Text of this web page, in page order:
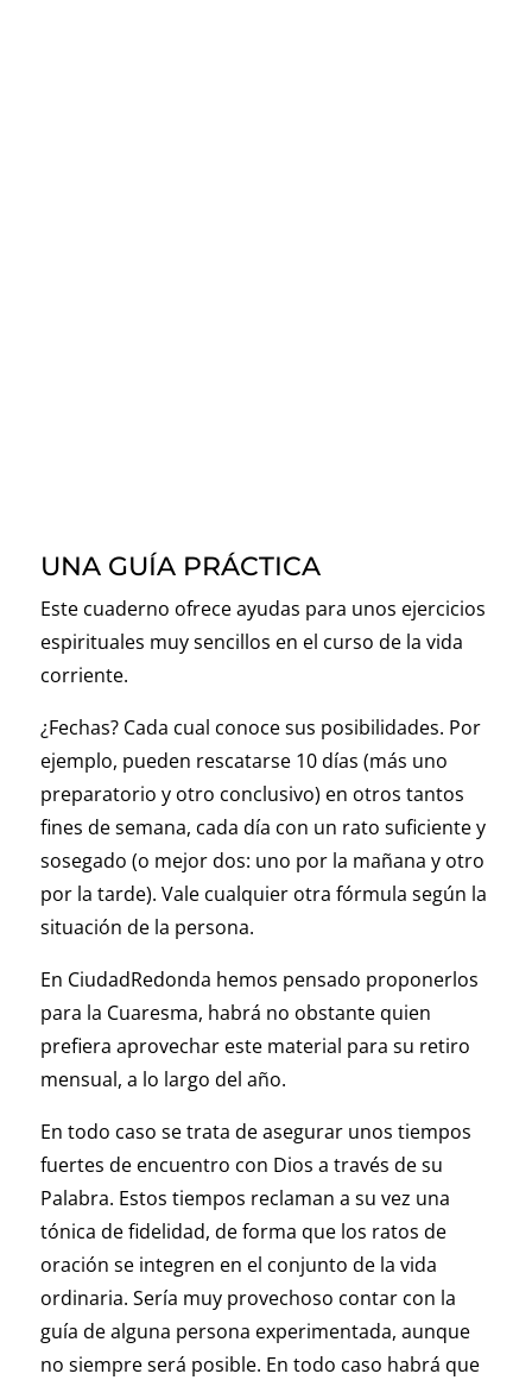
UNA GUÍA PRÁCTICA
Este cuaderno ofrece ayudas para unos ejercicios
espirituales muy sencillos en el curso de la vida
corriente.
¿Fechas? Cada cual conoce sus posibilidades. Por
ejemplo, pueden rescatarse 10 días (más uno
preparatorio y otro conclusivo) en otros tantos
fines de semana, cada día con un rato suficiente y
sosegado (o mejor dos: uno por la mañana y otro
por la tarde). Vale cualquier otra fórmula según la
situación de la persona.
En CiudadRedonda hemos pensado proponerlos
para la Cuaresma, habrá no obstante quien
prefiera aprovechar este material para su retiro
mensual, a lo largo del año.
En todo caso se trata de asegurar unos tiempos
fuertes de encuentro con Dios a través de su
Palabra. Estos tiempos reclaman a su vez una
tónica de fidelidad, de forma que los ratos de
oración se integren en el conjunto de la vida
ordinaria. Sería muy provechoso contar con la
guía de alguna persona experimentada, aunque
no siempre será posible. En todo caso habrá que